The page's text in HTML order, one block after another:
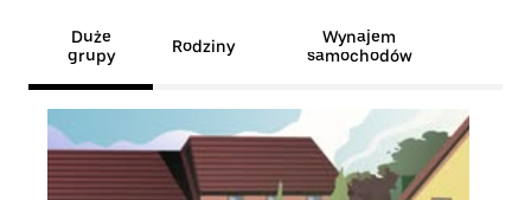
Duże
grupy
Rodziny
Wynajem
samochodów